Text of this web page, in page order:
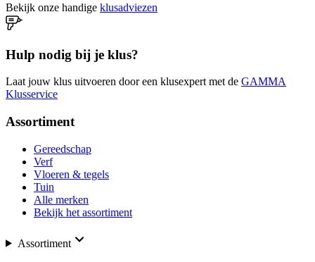
Bekijk onze handige klusadviezen
Hulp nodig bij je klus?
Laat jouw klus uitvoeren door een klusexpert met de GAMMA
Klusservice
Assortiment
Gereedschap
Verf
Vloeren & tegels
Tuin
Alle merken
Bekijk het assortiment
Assortiment